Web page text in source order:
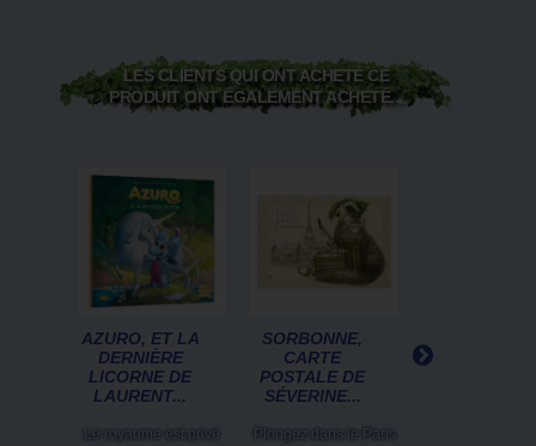
LES CLIENTS QUI ONT ACHETÉ CE
PRODUIT ONT ÉGALEMENT ACHETÉ...
AZURO, ET LA
DERNIÈRE
LICORNE DE
LAURENT...
Le royaume est privé
SORBONNE,
CARTE
POSTALE DE
SÉVERINE...
Plongez dans le Paris
POSTALE DE